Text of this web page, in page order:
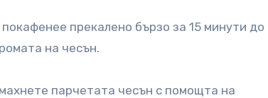
прекалено бързо за 15 минути до
на чесън.
парчетата чесън с помощта на